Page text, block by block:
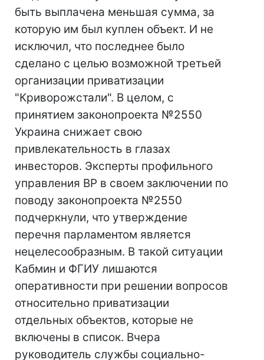
быть выплачена меньшая сумма, за
которую им был куплен объект. И не
исключил, что последнее было
сделано с целью возможной третьей
организации приватизации
"Криворожстали". В целом, с
принятием законопроекта №2550
Украина снижает свою
привлекательность в глазах
инвесторов. Эксперты профильного
управления ВР в своем заключении по
поводу законопроекта №2550
подчеркнули, что утверждение
перечня парламентом является
нецелесообразным. В такой ситуации
Кабмин и ФГИУ лишаются
оперативности при решении вопросов
относительно приватизации
отдельных объектов, которые не
включены в список. Вчера
руководитель службы социально-